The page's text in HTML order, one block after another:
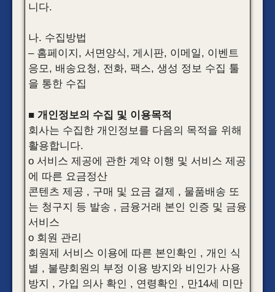
니다.
나. 수집방법
– 홈페이지, 서면양식, 게시판, 이메일, 이벤트
응모, 배송요청, 전화, 팩스, 생성 정보 수집 툴
을 통한 수집
■ 개인정보의 수집 및 이용목적
회사는 수집한 개인정보를 다음의 목적을 위해
활용합니다.
o 서비스 제공에 관한 계약 이행 및 서비스 제공
에 따른 요금정산
콘텐츠 제공 , 구매 및 요금 결제 , 물품배송 또
는 청구지 등 발송 , 금융거래 본인 인증 및 금융
서비스
o 회원 관리
회원제 서비스 이용에 따른 본인확인 , 개인 식
별 , 불량회원의 부정 이용 방지와 비인가 사용
방지 , 가입 의사 확인 , 연령확인 , 만14세 미만